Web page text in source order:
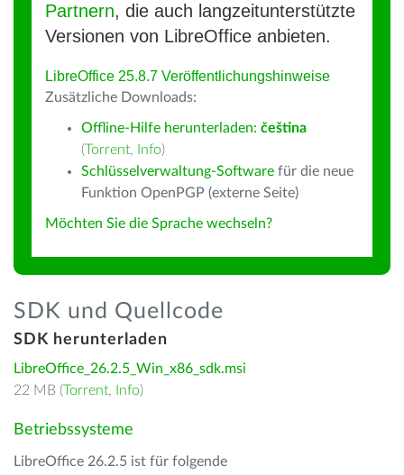
Partnern, die auch langzeitunterstützte
Versionen von LibreOffice anbieten.
LibreOffice 25.8.7 Veröffentlichungshinweise
Zusätzliche Downloads:
Offline-Hilfe herunterladen: čeština
(Torrent, Info)
Schlüsselverwaltung-Software für die neue
Funktion OpenPGP (externe Seite)
Möchten Sie die Sprache wechseln?
SDK und Quellcode
SDK herunterladen
LibreOffice_26.2.5_Win_x86_sdk.msi
22 MB (Torrent, Info)
Betriebssysteme
LibreOffice 26.2.5 ist für folgende